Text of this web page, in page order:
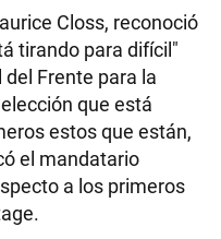
Closs, reconoció
tirando para difícil"
Frente para la
que está
estos que están,
el mandatario
a los primeros